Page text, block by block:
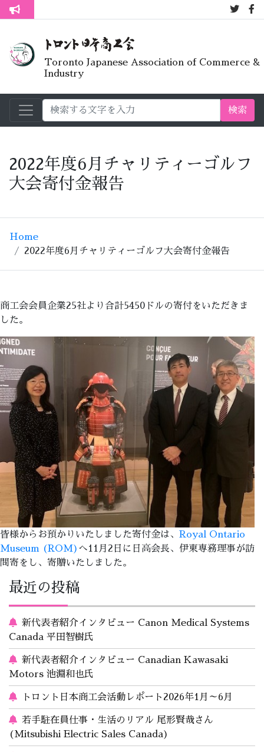
トロント生活不安疑問質問懇談会
7月オープ
Toronto Japanese Association of Commerce &
Industry
検索
2022年度6月チャリティーゴルフ
大会寄付金報告
Home
2022年度6月チャリティーゴルフ大会寄付金報告
商工会会員企業25社より合計5450ドルの寄付をいただきま
した。
皆様からお預かりいたしました寄付金は、
Royal Ontario
Museum (ROM) へ11月2日に日高会長、伊東専務理事が訪
問寄をし、寄贈いたしました。
最近の投稿
新代表者紹介インタビュー Canon Medical Systems
Canada 平田智樹氏
新代表者紹介インタビュー Canadian Kawasaki
Motors 池淵和也氏
トロント日本商工会活動レポート2026年1月～6月
若手駐在員仕事・生活のリアル 尾形賢哉さん
(Mitsubishi Electric Sales Canada)